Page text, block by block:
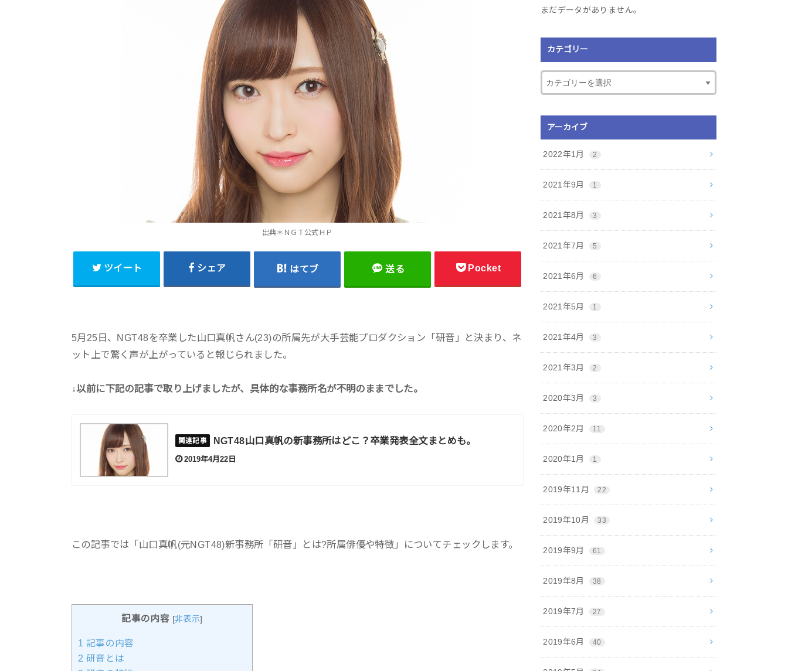
出典＊ＮＧＴ公式ＨＰ
ツイート シェア はてブ 送る Pocket
5月25日、NGT48を卒業した山口真帆さん(23)の所属先が大手芸能プロダクション「研音」と決まり、ネ
ット上で驚く声が上がっていると報じられました。
↓以前に下記の記事で取り上げましたが、具体的な事務所名が不明のままでした。
NGT48山口真帆の新事務所はどこ？卒業発表全文まとめも。
2019年4月22日
この記事では「山口真帆(元NGT48)新事務所「研音」とは?所属俳優や特徴」についてチェックします。
記事の内容 [非表示]
1 記事の内容
2 研音とは
まだデータがありません。
カテゴリー
アーカイブ
2022年1月 2
2021年9月 1
2021年8月 3
2021年7月 5
2021年6月 6
2021年5月 1
2021年4月 3
2021年3月 2
2020年3月 3
2020年2月 11
2020年1月 1
2019年11月 22
2019年10月 33
2019年9月 61
2019年8月 38
2019年7月 27
2019年6月 40